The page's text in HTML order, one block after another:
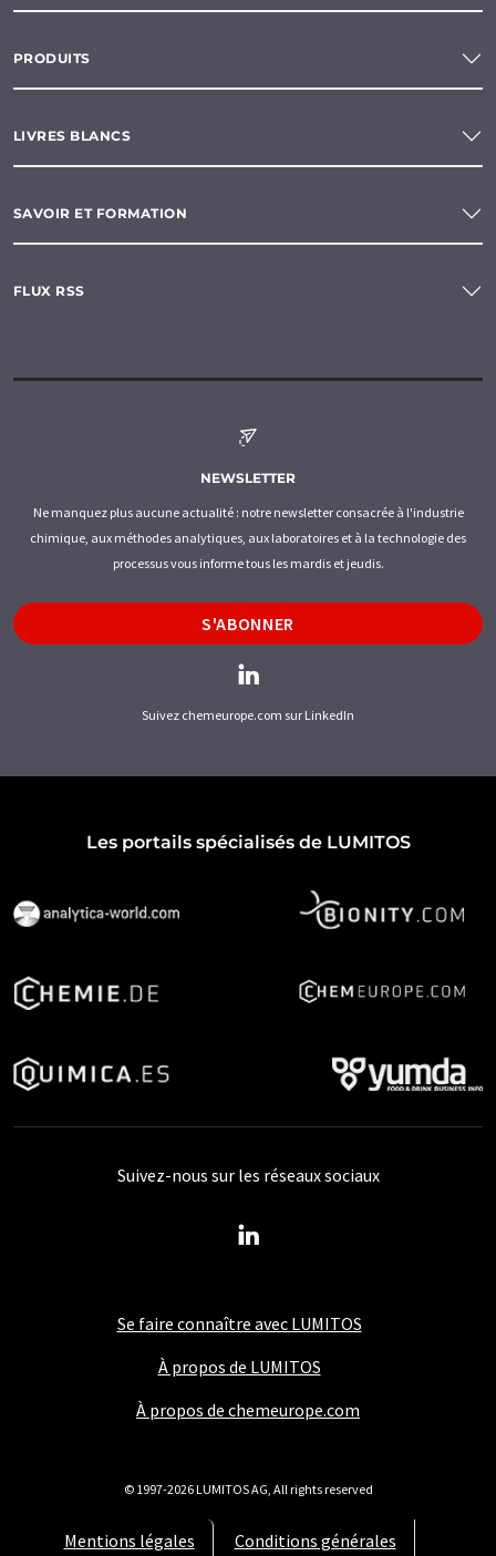
PRODUITS
LIVRES BLANCS
SAVOIR ET FORMATION
FLUX RSS
NEWSLETTER
Ne manquez plus aucune actualité : notre newsletter consacrée à l'industrie
chimique, aux méthodes analytiques, aux laboratoires et à la technologie des
processus vous informe tous les mardis et jeudis.
S'ABONNER
Suivez chemeurope.com sur LinkedIn
Les portails spécialisés de LUMITOS
Se faire connaître avec LUMITOS
À propos de LUMITOS
À propos de chemeurope.com
Mentions légales Conditions générales
Suivez-nous sur les réseaux sociaux
© 1997-2026 LUMITOS AG, All rights reserved